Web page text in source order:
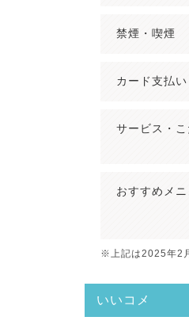
禁煙・喫煙
カード支払い
サービス・こ
おすすめ メ
※上記は2025年2
いいコメ